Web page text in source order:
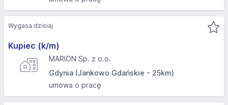
Kupiec (k/m)
MARION Sp. z o.o.
Gdynia (Jankowo Gdańskie - 25km)
umowa o pracę
Wygasa dzisiaj